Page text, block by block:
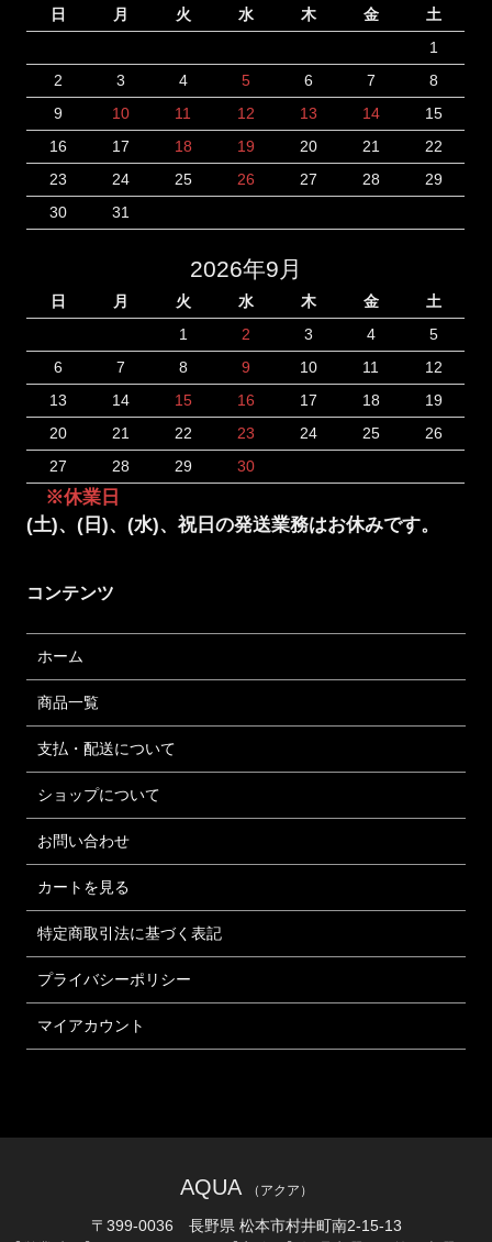
日 月 火 水 木 金
土
1
2
3 4 5 6 7
8
9
10 11 12 13 14
15
16
17 18 19 20 21
22
23
24 25 26 27 28
29
30
31
2026年9月
日 月 火 水 木 金
土
1
2 3 4
5
6
7 8 9 10 11
12
13
14 15 16 17 18
19
20
21 22 23 24 25
26
27
28 29 30
※休業日
(土)、(日)、(水)、祝日の発送業務はお休みです。
コンテンツ
ホーム
商品一覧
支払・配送について
ショップについて
お問い合わせ
カートを見る
特定商取引法に基づく表記
プライバシーポリシー
マイアカウント
AQUA （アクア）
〒399-0036 長野県 松本市村井町南2-15-13